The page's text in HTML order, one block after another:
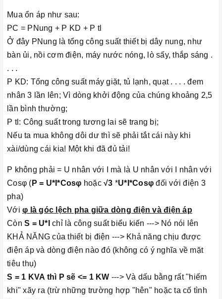
Mua ổn áp như sau:
PC = PNung + P KD + P tl
Ở đây PNung là tổng công suất thiết bị dây nung, như
bàn ủi, nồi cơm điện, máy nước nóng, lò sấy, thắp sáng .
. . .
P KD: Tổng công suất máy giặt, tủ lạnh, quạt . . . . đem
nhân 3 lần lên; Vì dòng khởi động của chúng khoảng 2,5
lần bình thường;
P tl: Công suất trong tương lai sẽ trang bị;
Nếu ta mua không dôi dư thì sẽ phải tắt cái này khi
xài/dùng cái kia! Một khi đã đủ tải!
P không phải = U nhân với I mà là U nhân với I nhân với
Cosφ ( P = U*I*Cosφ hoặc √3 *U*I*Cosφ đối với điện 3
pha)
Với φ là góc lệch pha giữa dòng điện và điện áp
Còn S = U*I chỉ là công suất biểu kiến ---> Nó nói lên
KHẢ NĂNG của thiết bị điện ---> Khả năng chịu được
điện áp và dòng điện nào đó (không có ý nghĩa về mặt
tiêu thụ)
S = 1 KVA thì P sẽ <= 1 KW ---> Và dấu bằng rất "hiếm
khi" xãy ra (trừ những trường hợp "hên" hoặc ta cố tình